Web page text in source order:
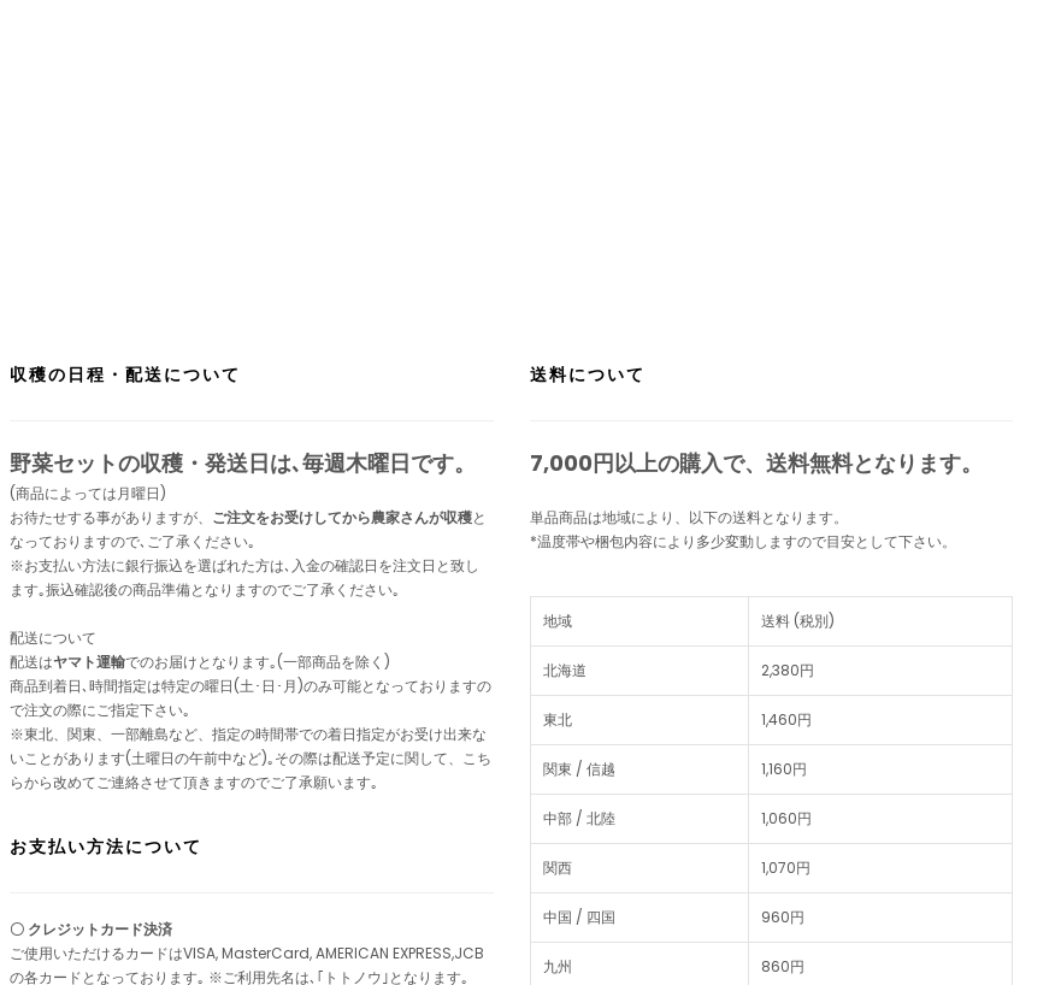
収穫の日程・配送について
野菜セットの収穫・発送日は､毎週木曜日です。
(商品によっては月曜日)
お待たせする事がありますが、 ご注文をお受けしてから農家さんが収穫と
なっておりますので､ご了承ください｡
※お支払い方法に銀行振込を選ばれた方は､入金の確認日を注文日と致し
ます｡振込確認後の商品準備となりますのでご了承ください｡
配送について
配送はヤマト運輸でのお届けとなります｡(一部商品を除く)
商品到着日､時間指定は特定の曜日(土･日･月)のみ可能となっておりますの
で注文の際にご指定下さい｡
※東北、関東、一部離島など、指定の時間帯での着日指定がお受け出来な
いことがあります(土曜日の午前中など)｡その際は配送予定に関して、こち
らから改めてご連絡させて頂きますのでご了承願います｡
お支払い方法について
〇 クレジットカード決済
ご使用いただけるカードはVISA, MasterCard, AMERICAN EXPRESS,JCB
の各カードとなっております｡ ※ご利用先名は､｢トトノウ｣となります｡
送料について
7,000円以上の購入で、 送料無料となります。
単品商品は地域により、以下の送料となります。
*温度帯や梱包内容により多少変動しますので目安として下さい。
地域 送料 (税別)
北海道 2,380円
東北 1,460円
関東 / 信越 1,160円
中部 / 北陸 1,060円
関西 1,070円
中国 / 四国 960円
九州 860円